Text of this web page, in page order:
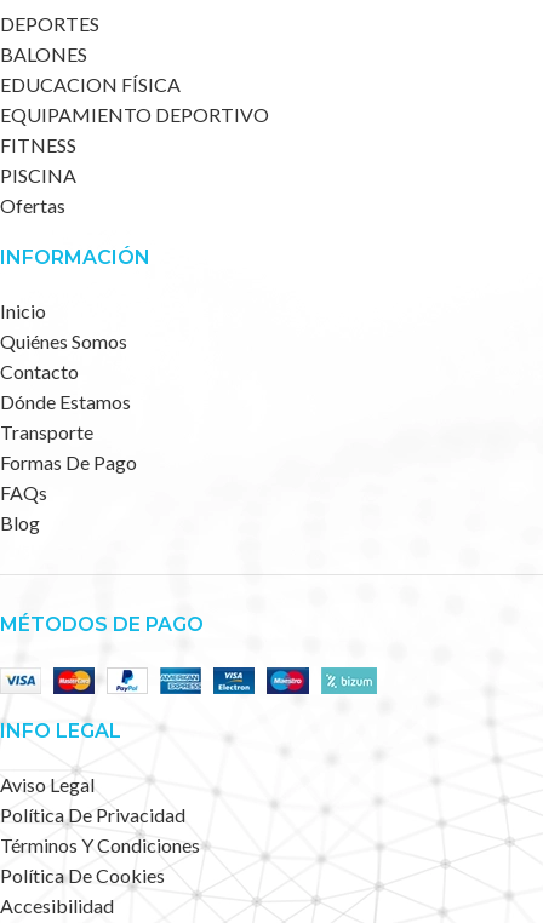
DEPORTES
BALONES
EDUCACION FÍSICA
EQUIPAMIENTO DEPORTIVO
FITNESS
PISCINA
Ofertas
INFORMACIÓN
Inicio
Quiénes Somos
Contacto
Dónde Estamos
Transporte
Formas De Pago
FAQs
Blog
MÉTODOS DE PAGO
INFO LEGAL
Aviso Legal
Política De Privacidad
Términos Y Condiciones
Política De Cookies
Accesibilidad